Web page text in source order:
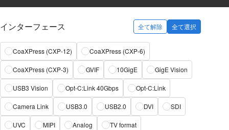
インターフェース 全て解除 全て選択
CoaXPress (CXP-12) CoaXPress (CXP-6)
CoaXPress (CXP-3) GVIF 10GigE GigE Vision
USB3 Vision Opt-C:Link 40Gbps Opt-C:Link
Camera Link USB3.0 USB2.0 DVI SDI
UVC MIPI Analog TV format